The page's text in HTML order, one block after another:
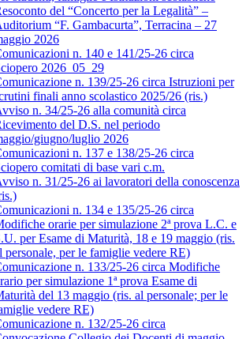
del “Concerto per la Legalità” –
“F. Gambacurta”, Terracina – 27
2026
n. 140 e 141/25-26 circa
2026_05_29
n. 139/25-26 circa Istruzioni per
finali anno scolastico 2025/26 (ris.)
n. 34/25-26 alla comunità circa
del D.S. nel periodo
giugno/luglio 2026
n. 137 e 138/25-26 circa
comitati di base vari c.m.
n. 31/25-26 ai lavoratori della conoscenza
n. 134 e 135/25-26 circa
orarie per simulazione 2ª prova L.C. e
per Esame di Maturità, 18 e 19 maggio (ris.
personale, per le famiglie vedere RE)
n. 133/25-26 circa Modifiche
per simulazione 1ª prova Esame di
del 13 maggio (ris. al personale; per le
vedere RE)
n. 132/25-26 circa